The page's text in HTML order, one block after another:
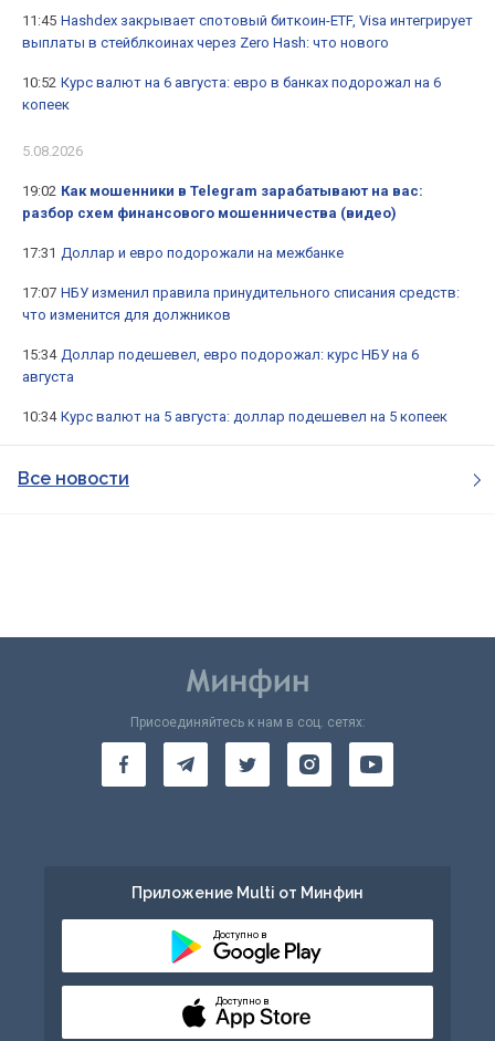
11:45 Hashdex закрывает спотовый биткоин-ETF, Visa интегрирует
выплаты в стейблкоинах через Zero Hash: что нового
10:52 Курс валют на 6 августа: евро в банках подорожал на 6
копеек
5.08.2026
19:02 Как мошенники в Telegram зарабатывают на вас:
разбор схем финансового мошенничества (видео)
17:31 Доллар и евро подорожали на межбанке
17:07 НБУ изменил правила принудительного списания средств:
что изменится для должников
15:34 Доллар подешевел, евро подорожал: курс НБУ на 6
августа
10:34 Курс валют на 5 августа: доллар подешевел на 5 копеек
Все новости
Присоединяйтесь к нам в соц. сетях:
Приложение Multi от Минфин
Доступно в
Доступно в